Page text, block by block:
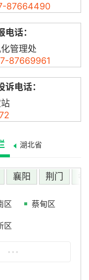
87664490
话：
管理处
87669961
电话：
湖北省
襄阳 荆门
区 蔡甸区
区